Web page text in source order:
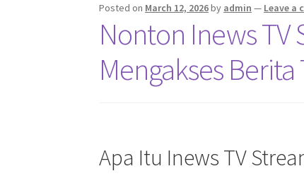
Posted on March 12, 2026by admin — Leave a
Nonton Inews TV
Mengakses
Apa Itu Inews TV